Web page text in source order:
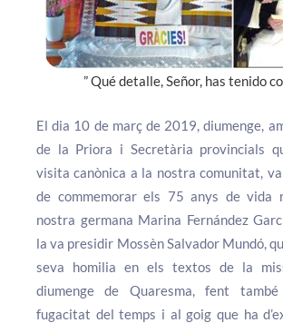
” Qué detalle, Señor, has tenido
El dia 10 de març de 2019, diumenge,
de la Priora i Secretària provincials
visita canònica a la nostra comunitat,
de commemorar els 75 anys de vida
nostra germana Marina Fernández
la va presidir Mossèn Salvador Mundó,
seva homilia en els textos de la
diumenge de Quaresma, fent
fugacitat del temps i al goig que ha